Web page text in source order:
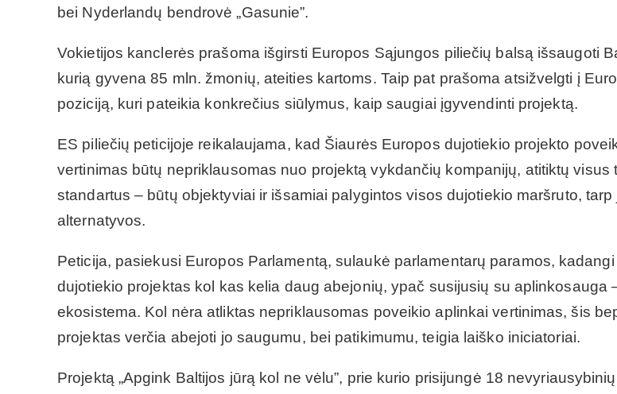
bei Nyderlandų bendrovė „Gasunie”.
Vokietijos kanclerės prašoma išgirsti Europos Sąjungos piliečių balsą išsaugoti
kurią gyvena 85 mln. žmonių, ateities kartoms. Taip pat prašoma atsižvelgti į
poziciją, kuri pateikia konkrečius siūlymus, kaip saugiai įgyvendinti projektą.
ES piliečių peticijoje reikalaujama, kad Šiaurės Europos dujotiekio projekto
vertinimas būtų nepriklausomas nuo projektą vykdančių kompanijų, atitiktų visus
standartus – būtų objektyviai ir išsamiai palygintos visos dujotiekio maršruto, tarp
alternatyvos.
Peticija, pasiekusi Europos Parlamentą, sulaukė parlamentarų paramos,
dujotiekio projektas kol kas kelia daug abejonių, ypač susijusių su aplinkosauga
ekosistema. Kol nėra atliktas nepriklausomas poveikio aplinkai vertinimas, šis
projektas verčia abejoti jo saugumu, bei patikimumu, teigia laiško iniciatoriai.
Projektą „Apgink Baltijos jūrą kol ne vėlu”, prie kurio prisijungė 18